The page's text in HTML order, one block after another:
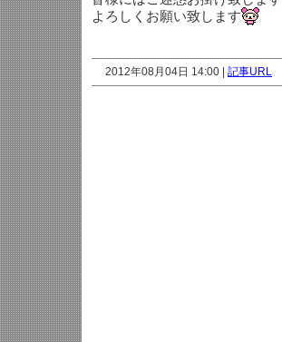
よろしくお願い致します
2012年08月04日 14:00 | 記事URL